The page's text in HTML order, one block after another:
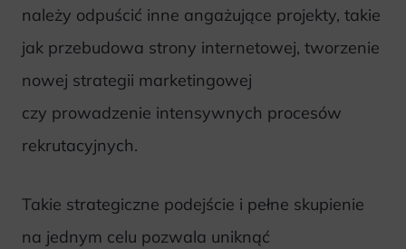
należy odpuścić inne angażujące projekty, takie
jak przebudowa strony internetowej, tworzenie
nowej strategii marketingowej
czy prowadzenie intensywnych procesów
rekrutacyjnych.
Takie strategiczne podejście i pełne skupienie
na jednym celu pozwala uniknąć